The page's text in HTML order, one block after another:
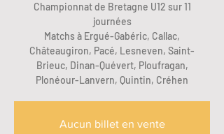
Championnat de Bretagne U12 sur 11
journées
Matchs à Ergué-Gabéric, Callac,
Châteaugiron, Pacé, Lesneven, Saint-
Brieuc, Dinan-Quévert, Ploufragan,
Plonéour-Lanvern, Quintin, Créhen
Aucun billet en vente